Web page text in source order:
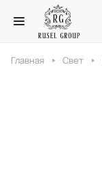
Главная Свет